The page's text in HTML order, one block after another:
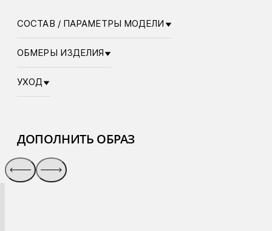
СОСТАВ / ПАРАМЕТРЫ МОДЕЛИ
ОБМЕРЫ ИЗДЕЛИЯ
УХОД
ДОПОЛНИТЬ ОБРАЗ